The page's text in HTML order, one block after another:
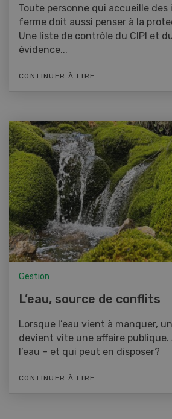
Toute personne qui accueille des
ferme doit aussi penser à la
Une liste de contrôle du CIPI et
évidence...
CONTINUER À LIRE
Gestion
L’eau, source de conflits
Lorsque l’eau vient à manquer,
devient vite une affaire
l’eau – et qui peut en disposer?
CONTINUER À LIRE